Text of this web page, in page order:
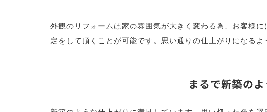
外観のリフォームは家の雰囲気が大きく変わる為、お客様
定をして頂くことが可能です。思い通りの仕上がりになるよ
まるで新築のよ